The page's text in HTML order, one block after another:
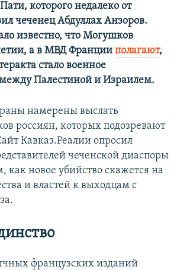
которого недалеко от
чеченец Абдуллах Анзоров.
известно, что Могушков
а в МВД Франции полагают,
стало военное
Палестиной и Израилем.
намерены выслать
россиян, которых подозревают
Кавказ.Реалии опросил
чеченской диаспоры
как новое убийство скажется на
и властей к выходцам с
французских изданий